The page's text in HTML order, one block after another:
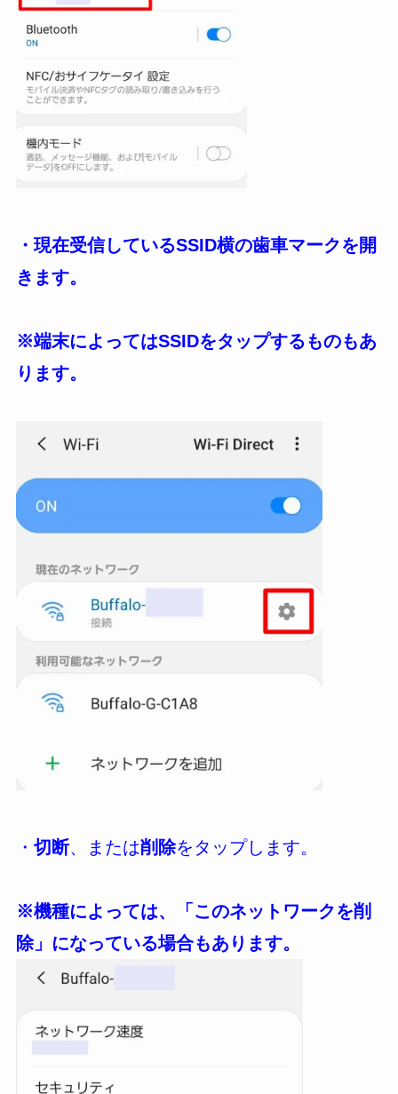
・現在受信しているSSID横の歯車マークを開
きます。
※端末によってはSSIDをタップするものもあ
ります。
・ 切断、または削除をタップします。
※機種によっては、「このネットワークを削
除」になっている場合もあります。